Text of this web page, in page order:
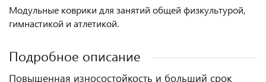
Модульные коврики для занятий общей физкультурой,
гимнастикой и атлетикой.
Подробное описание
Повышенная износостойкость и больший срок